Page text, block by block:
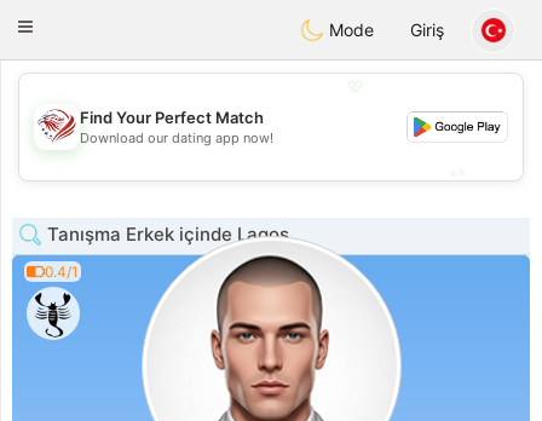
Dating
Toggle
Mode Giriş
💖
💕
Find Your Perfect Match
Download our dating app now!
Tanışma Erkek içinde Lagos
0.4/1